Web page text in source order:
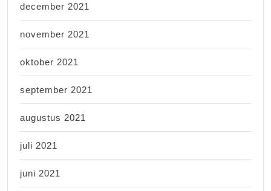
december 2021
november 2021
oktober 2021
september 2021
augustus 2021
juli 2021
juni 2021